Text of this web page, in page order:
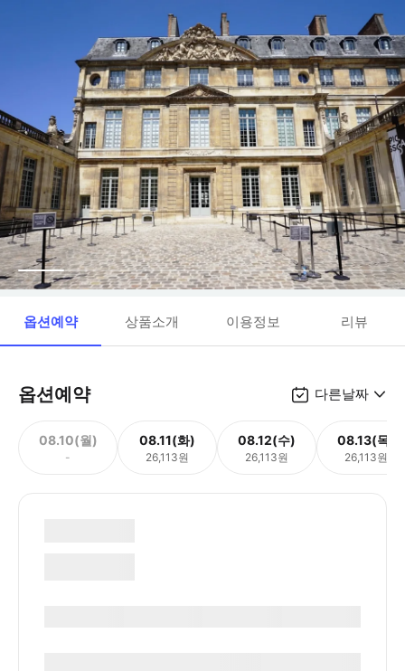
옵션예약 상품소개 이용정보 리뷰
옵션예약 다른날짜
08.10(월)
-
08.11(화)
26,113원
08.12(수)
26,113원
08.13(목)
26,113원